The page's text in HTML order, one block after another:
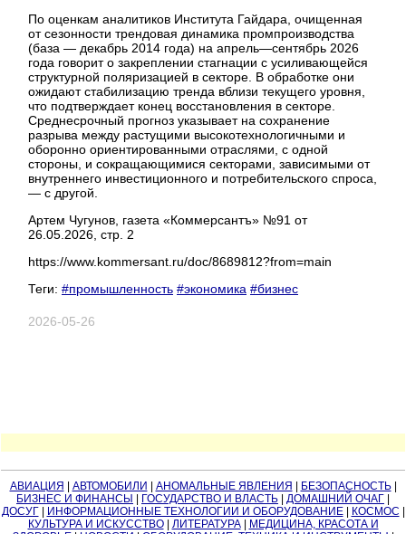
По оценкам аналитиков Института Гайдара, очищенная
от сезонности трендовая динамика промпроизводства
(база — декабрь 2014 года) на апрель—сентябрь 2026
года говорит о закреплении стагнации с усиливающейся
структурной поляризацией в секторе. В обработке они
ожидают стабилизацию тренда вблизи текущего уровня,
что подтверждает конец восстановления в секторе.
Среднесрочный прогноз указывает на сохранение
разрыва между растущими высокотехнологичными и
оборонно ориентированными отраслями, с одной
стороны, и сокращающимися секторами, зависимыми от
внутреннего инвестиционного и потребительского спроса,
— с другой.
Артем Чугунов, газета «Коммерсантъ» №91 от
26.05.2026, стр. 2
https://www.kommersant.ru/doc/8689812?from=main
Теги: #промышленность #экономика #бизнес
2026-05-26
АВИАЦИЯ | АВТОМОБИЛИ | АНОМАЛЬНЫЕ ЯВЛЕНИЯ | БЕЗОПАСНОСТЬ|
БИЗНЕС И ФИНАНСЫ | ГОСУДАРСТВО И ВЛАСТЬ | ДОМАШНИЙ ОЧАГ |
ДОСУГ| ИНФОРМАЦИОННЫЕ ТЕХНОЛОГИИ И ОБОРУДОВАНИЕ| КОСМОС |
КУЛЬТУРА И ИСКУССТВО| ЛИТЕРАТУРА| МЕДИЦИНА, КРАСОТА И